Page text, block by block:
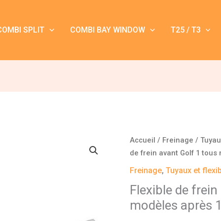
SPLIT COMBI BAY WINDOW T25 / T3
Accueil / Freinage /
de frein avant Golf 1 tous
Freinage,Tuyaux et
Flexible de
modèles après
quantité
de
Flexible
frein
avant